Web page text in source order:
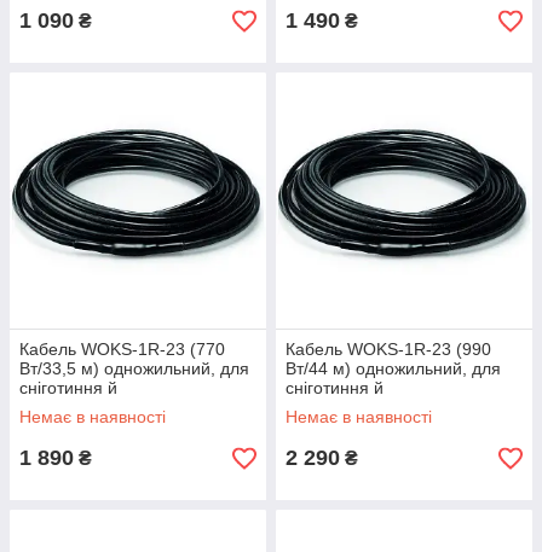
1 090 ₴ 1 490 ₴
Кабель WOKS-1R-23 (770
Вт/33,5 м) одножильний, для
сніготиння й
антиобледеніння,
нагрівальний Вокс
Немає в наявності
1 890 ₴
Кабель WOKS-1R-23 (990
Вт/44 м) одножильний, для
сніготиння й
антиобледеніння,
нагрівальний Вокс
Немає в наявності
2 290 ₴